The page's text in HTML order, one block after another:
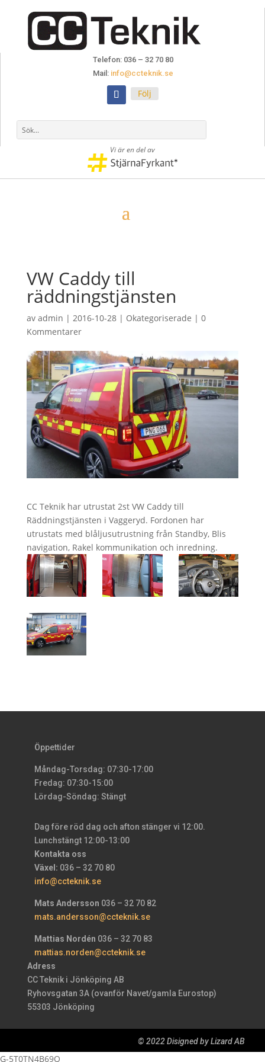
Telefon: 036 – 32 70 80
Mail: info@ccteknik.se
Följ
Vi är en del av
VW Caddy till
räddningstjänsten
av admin | 2016-10-28| Okategoriserade | 0
Kommentarer
CC Teknik har utrustat 2st VW Caddy till
Räddningstjänsten i Vaggeryd. Fordonen har
utrustats med blåljusutrustning från Standby, Blis
navigation, Rakel kommunikation och inredning.
Öppettider
Måndag-Torsdag: 07:30-17:00
Fredag: 07:30-15:00
Lördag-Söndag: Stängt
Dag före röd dag och afton stänger vi 12:00.
Lunchstängt 12:00-13:00
Kontakta oss
Växel: 036 – 32 70 80
info@ccteknik.se
Mats Andersson 036 – 32 70 82
mats.andersson@ccteknik.se
Mattias Nordén 036 – 32 70 83
mattias.norden@ccteknik.se
Adress
CC Teknik i Jönköping AB
Ryhovsgatan 3A (ovanför Navet/gamla Eurostop)
55303 Jönköping
© 2022 Disigned by Lizard AB
G-5T0TN4B69Q